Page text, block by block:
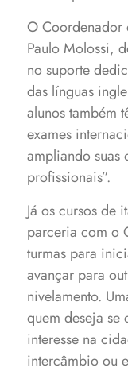
O Coordenador
Paulo Molossi,
no suporte
das línguas
alunos também
exames
ampliando suas
profissionais”.
Já os cursos de
parceria com o
turmas para
avançar para
nivelamento.
quem deseja se
interesse na
intercâmbio ou